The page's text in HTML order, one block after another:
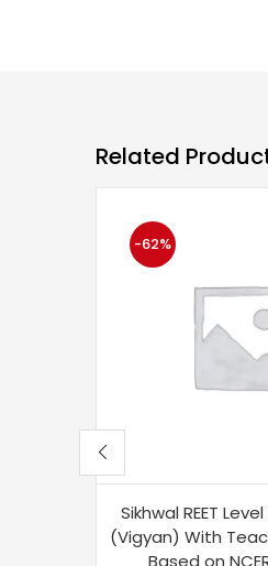
Related
-62%
Sikhwal REET
(Vigyan) With
Based on